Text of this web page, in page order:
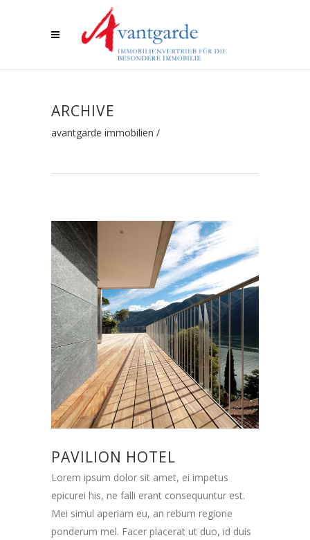
ARCHIVE
avantgarde immobilien /
PAVILION HOTEL
Lorem ipsum dolor sit amet, ei impetus
epicurei his, ne falli erant consequuntur est.
Mei simul aperiam eu, an rebum regione
ponderum mel. Facer placerat ut duo, id duis